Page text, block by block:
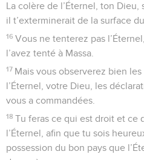
La colère de l’Éternel, ton Dieu,
il t’exterminerait de la surface du
16 Vous ne tenterez pas
l’avez tenté à Massa.
17 Mais vous observerez bien
l’Éternel, votre Dieu, les
vous a commandées.
18 Tu feras ce qui est droit et ce
l’Éternel, afin que tu sois
possession du bon pays que